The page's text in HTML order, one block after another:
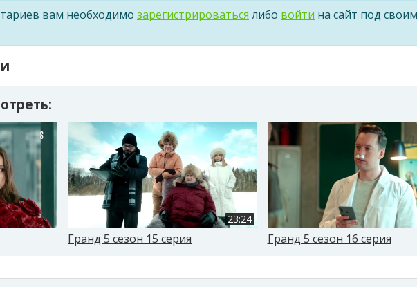
вам необходимо зарегистрироваться либо войти на сайт под своим
23:24
Гранд 5 сезон 15 серия Гранд 5 сезон 16 серия